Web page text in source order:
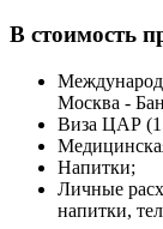
В стоимость
Москва -
Виза ЦАР
Напитки;
Личные
напитки,